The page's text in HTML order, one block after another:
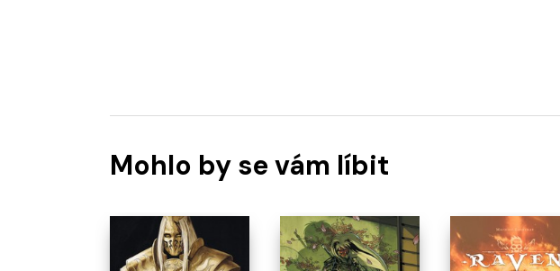
Mohlo by se vám líbit